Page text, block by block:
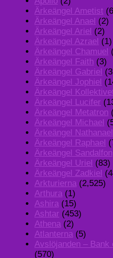
Ärkeängel Ametist
Ärkeängel Anael (2)
Ärkeängel Ariel (2)
Ärkeängel Azrael (1)
Ärkeängel Chamuel
Ärkeängel Faith (3)
Ärkeängel Gabriel
Ärkeängel Jophiel
Ärkeängel
Ärkeängel Lucifer
Ärkeängel Metatron
Ärkeängel Michael
Ärkeängel Nathanael
Ärkeängel Raphael
Ärkeängel Sandalfon
Ärkeängel Uriel (83)
Ärkeängel Zadkiel
Arkturierna (2,525)
Arthura (1)
Ashira (15)
Ashtar (453)
Athena (2)
Atlanterna (5)
Avslöjanden – Bank
(570)